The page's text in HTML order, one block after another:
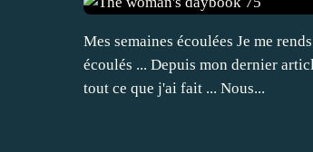
Mes semaines écoulées Je me
écoulés ... Depuis mon dernier
tout ce que j'ai fait ... Nous...